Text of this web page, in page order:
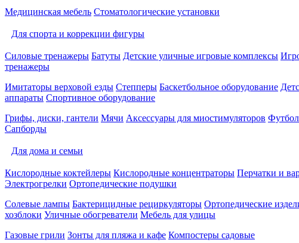
Медицинская мебель Стоматологические установки
Для спорта и коррекции фигуры
Силовые тренажеры Батуты Детские уличные игровые комплексы
тренажеры
Имитаторы верховой езды Степперы Баскетбольное оборудование
аппараты Спортивное оборудование
Грифы, диски, гантели Мячи Аксессуары для миостимуляторов
Сапборды
Для дома и семьи
Кислородные коктейлеры Кислородные концентраторы Перчатки и
Электрогрелки Ортопедические подушки
Солевые лампы Бактерицидные рециркуляторы Ортопедические
хозблоки Уличные обогреватели Мебель для улицы
Газовые грили Зонты для пляжа и кафе Компостеры садовые